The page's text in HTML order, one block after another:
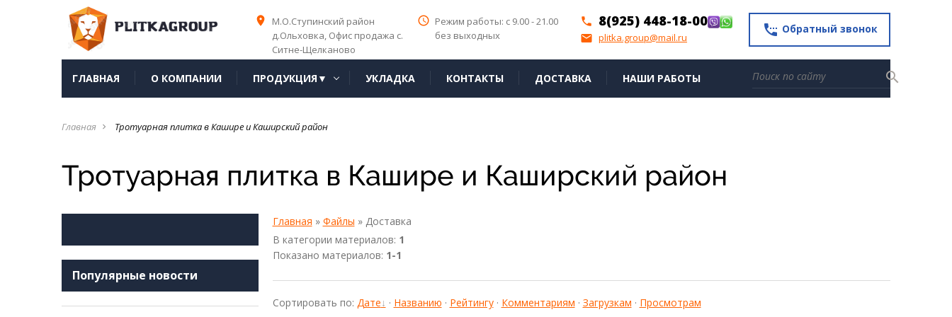
settings_phone Обратный звонок
place
М.О.Ступинский район
д.Ольховка,
place
Офис продажа с.
Ситне-Щелканово
access_time Режим работы: с 9.00 - 21.00
без выходных
phone 8(925) 448-18-00
email plitka.group@mail.ru
ГЛАВНАЯ О КОМПАНИИ ПРОДУКЦИЯ▼ УКЛАДКА КОНТАКТЫ ДОСТАВКА НАШИ РАБОТЫ search
Главная navigate_next Тротуарная плитка в Кашире и Каширский район
Тротуарная плитка в Кашире и Каширский район
Популярные новости
Главная » Файлы » Доставка
В категории материалов: 1
Показано материалов: 1-1
Сортировать по: Дате · Названию · Рейтингу· Комментариям · Загрузкам · Просмотрам